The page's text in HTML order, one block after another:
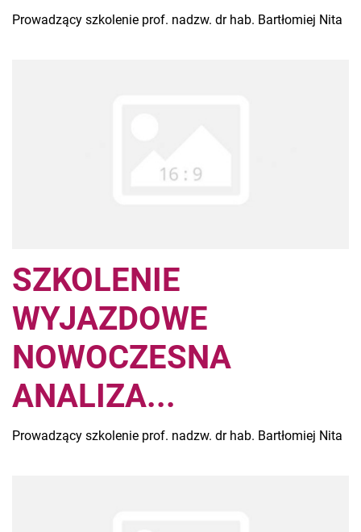
Prowadzący szkolenie prof. nadzw. dr hab. Bartłomiej Nita
SZKOLENIE
WYJAZDOWE
NOWOCZESNA
ANALIZA...
Prowadzący szkolenie prof. nadzw. dr hab. Bartłomiej Nita